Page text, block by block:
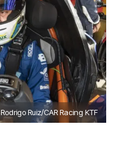
Rodrigo Ruiz/CAR Racing KTF